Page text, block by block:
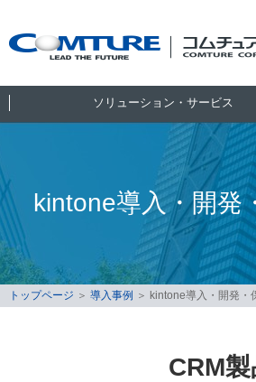
ソリューション・サービス
kintone導入・開発
トップページ ＞ 導入事例 ＞ kintone導入・開発・
CRM